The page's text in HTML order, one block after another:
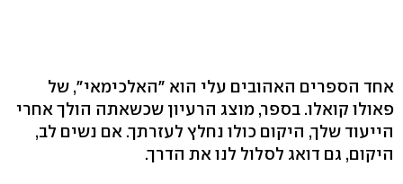
אחד הספרים האהובים עלי הוא "האלכימאי", של
פאולו קואלו. בספר, מוצג הרעיון שכשאתה הולך אחרי
הייעוד שלך, היקום כולו נחלץ לעזרתך. אם נשים לב,
היקום, גם דואג לסלול לנו את הדרך.